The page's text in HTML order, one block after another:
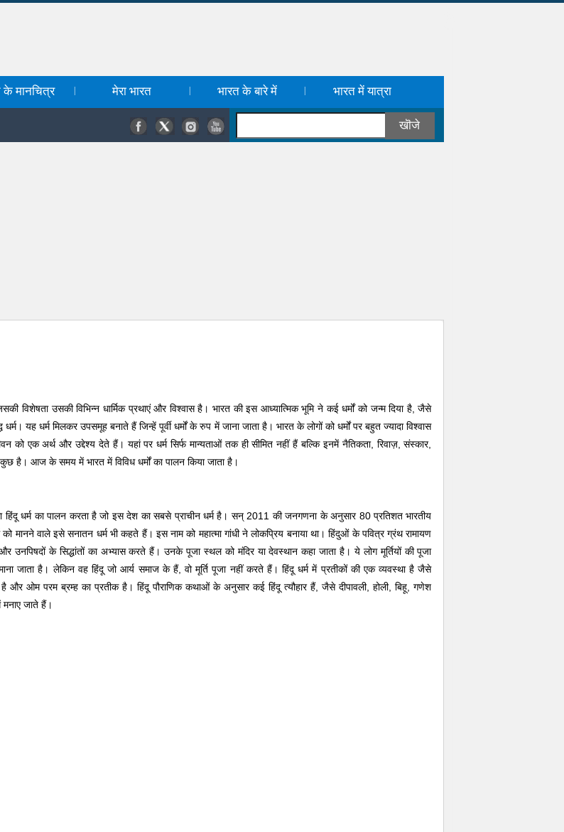
के मानचित्र मेरा भारत भारत के बारे में भारत में यात्रा
विशेषता उसकी विभिन्न धार्मिक प्रथाएं और विश्वास है। भारत की इस आध्यात्मिक भूमि ने कई धर्मों को जन्म दिया है, जैसे
धर्म। यह धर्म मिलकर उपसमूह बनाते हैं जिन्हें पूर्वी धर्मों के रुप में जाना जाता है। भारत के लोगों को धर्मों पर बहुत ज्यादा विश्वास
एक अर्थ और उद्देश्य देते हैं। यहां पर धर्म सिर्फ मान्यताओं तक ही सीमित नहीं हैं बल्कि इनमें नैतिकता, रिवाज़, संस्कार,
है। आज के समय में भारत में विविध धर्मों का पालन किया जाता है।
हिंदू धर्म का पालन करता है जो इस देश का सबसे प्राचीन धर्म है। सन् 2011 की जनगणना के अनुसार 80 प्रतिशत भारतीय
मानने वाले इसे सनातन धर्म भी कहते हैं। इस नाम को महात्मा गांधी ने लोकप्रिय बनाया था। हिंदुओं के पवित्र ग्रंथ रामायण
उनपिषदों के सिद्धांतों का अभ्यास करते हैं। उनके पूजा स्थल को मंदिर या देवस्थान कहा जाता है। ये लोग मूर्तियों की पूजा
जाता है। लेकिन वह हिंदू जो आर्य समाज के हैं, वो मूर्ति पूजा नहीं करते हैं। हिंदू धर्म में प्रतीकों की एक व्यवस्था है जैसे
और ओम परम ब्रम्ह का प्रतीक है। हिंदू पौराणिक कथाओं के अनुसार कई हिंदू त्यौहार हैं, जैसे दीपावली, होली, बिहू, गणेश
मनाए जाते हैं।